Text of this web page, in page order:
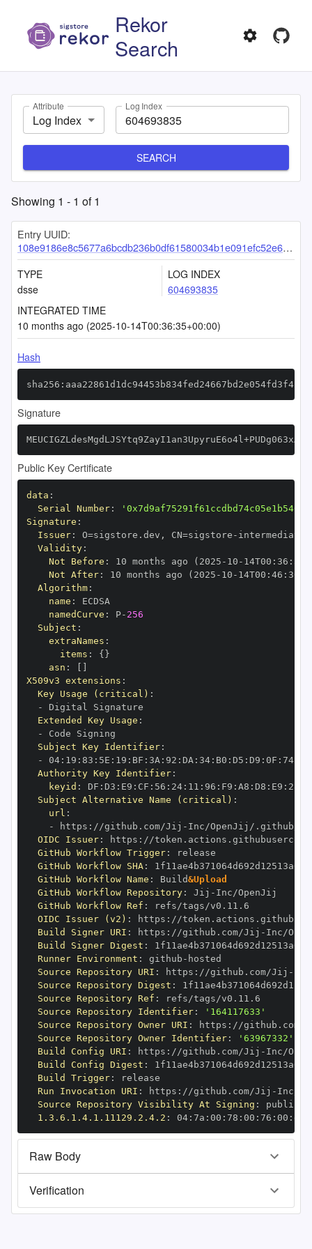
Rekor
Search
Attribute
Log Index
Log Index
SEARCH
Showing 1 - 1 of1
Entry UUID:
108e9186e8c5677a6bcdb236b0df61580034b1e091efc52e6798b2d90b910b56d455c170d481aded
TYPE
dsse
LOG INDEX
604693835
INTEGRATED TIME
10 months ago (2025-10-14T00:36:35+00:00)
Hash
Signature
Public Key Certificate
data :
Serial Number:
Signature :
Issuer: O=sigstore.dev , CN=sigstore -
Validity:
Not Before : 10 months ago (2025 - 10 - 14T00 : 36 :
Not After: 10 months ago (2025 - 10 - 14T00 : 46 :
Algorithm:
name :
namedCurve : P- 256
Subject :
extraNames :
items : { }
asn :
X509v3 extensions :
Key Usage (critical) :
-
Extended Key Usage :
-
Subject Key Identifier:
-
04: 19 : 83 : 5E : 19 : BF : 3A : 92 : DA : 34: B0 : D5 : D9 : 0F : 74:
Authority Key Identifier:
keyid : DF : D3 : E9 : CF : 56 : 24: 11 : 96 : F9 : A8 : D8 : E9 : 28
Subject Alternative Name (critical) :
url :
-
https : //github.com/Jij -
OIDC Issuer: https :
GitHub Workflow Trigger:
GitHub Workflow SHA:
GitHub Workflow Name : Build&Upload
GitHub Workflow Repository: Jij -
GitHub Workflow Ref :
OIDC Issuer (v2) : https :
Build Signer URI : https : //github.com/Jij -
Build Signer Digest :
Runner Environment : github -
Source Repository URI : https : //github.com/Jij -
Source Repository Digest :
Source Repository Ref :
Source Repository Identifier:
'164117633'
Source Repository Owner URI : https : //github.com/
Source Repository Owner Identifier:
'63967332'
Build Config URI : https : //github.com/Jij -
Build Config Digest :
Build Trigger:
Run Invocation URI : https : //github.com/Jij -
Source Repository Visibility At Signing :
1.3.6.1.4.1.11129.2.4.2 : 04: 7a : 00 : 78 : 00 : 76 : 00 : dd
Raw Body
Verification